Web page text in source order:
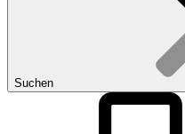
Suchen